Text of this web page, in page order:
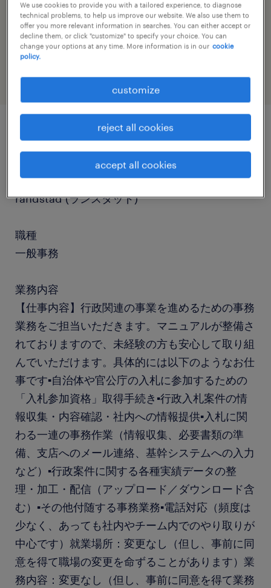
job category
administrative & support services
job details
社名
randstad (ランスタッド)
職種
一般事務
業務内容
【仕事内容】行政関連の事業を進めるための事務
業務をご担当いただきます。マニュアルが整備さ
れておりますので、未経験の方も安心して取り組
んでいただけます。具体的には以下のようなお仕
事です▪自治体や官公庁の入札に参加するための
「入札参加資格」取得手続き▪行政入札案件の情
報収集・内容確認・社内への情報提供▪入札に関
わる一連の事務作業（情報収集、必要書類の準
備、支店へのメール連絡、基幹システムへの入力
など）▪行政案件に関する各種実績データの整
理・加工・配信（アップロード／ダウンロード含
む）▪その他付随する事務業務▪電話対応（頻度は
少なく、あっても社内やチーム内でのやり取りが
中心です）就業場所：変更なし（但し、事前に同
意を得て職場の変更を命ずることがあります）業
務内容：変更なし（但し、事前に同意を得て業務
We use cookies to provide you with a tailored experience, to diagnose
technical problems, to help us improve our website. We also use them to
offer you more relevant information in searches. You can either accept or
decline them, or click "customize" to specify your choice. You can
change your options at any time. More information is in our cookie
policy.
customize
reject all cookies
accept all cookies